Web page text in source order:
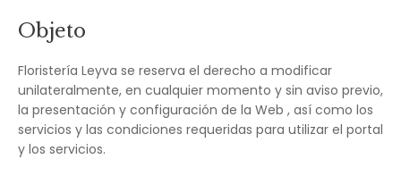
Objeto
Floristería Leyva se reserva el derecho a modificar
unilateralmente, en cualquier momento y sin aviso previo,
la presentación y configuración de la Web , así como los
servicios y las condiciones requeridas para utilizar el portal
y los servicios.